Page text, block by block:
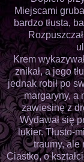
Miejscami
bardzo tłusta,
Krem
znikał, a jego
jednak robił po
margaryny, a
zawiesinę z
Wydawał się
lukier. Tłusto-
traumy, ale
Ciastko, o